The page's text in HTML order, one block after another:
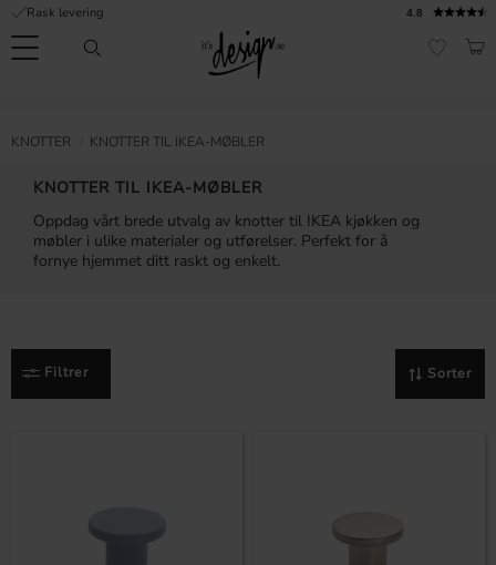
Meny
4.8
Rask levering
KNOTTER KNOTTER TIL IKEA-MØBLER
KNOTTER TIL IKEA-MØBLER
Oppdag vårt brede utvalg av knotter til IKEA kjøkken og
møbler i ulike materialer og utførelser. Perfekt for å
fornye hjemmet ditt raskt og enkelt.
Filtrer Sorter
Vanlige spørsmål
Inspirasjon og tips